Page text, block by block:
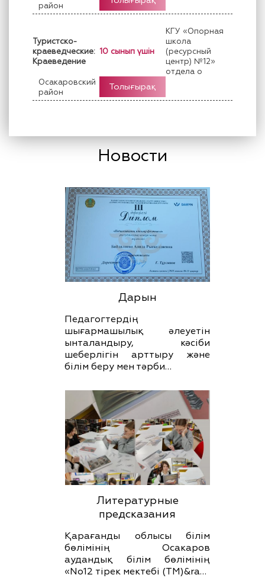
район
Туристско-
краеведческие:
Краеведение
10 сынып үшін
КГУ «Опорная
школа
(ресурсный
центр) №12»
отдела о
Осакаровский
район
Толығырақ
Новости
Дарын
Педагогтердің
шығармашылық әлеуетін
ынталандыру, кәсіби
шеберлігін арттыру және
білім беру мен тәрби…
Литературные
предсказания
Қарағанды облысы білім
бөлімінің Осакаров
аудандық білім бөлімінің
«No12 тірек мектебі (ТМ)&ra…